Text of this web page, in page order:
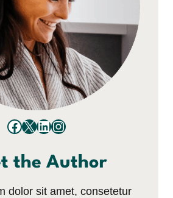
Facebook
X LinkedIn
Instagram
the Author
dolor sit amet, consetetur